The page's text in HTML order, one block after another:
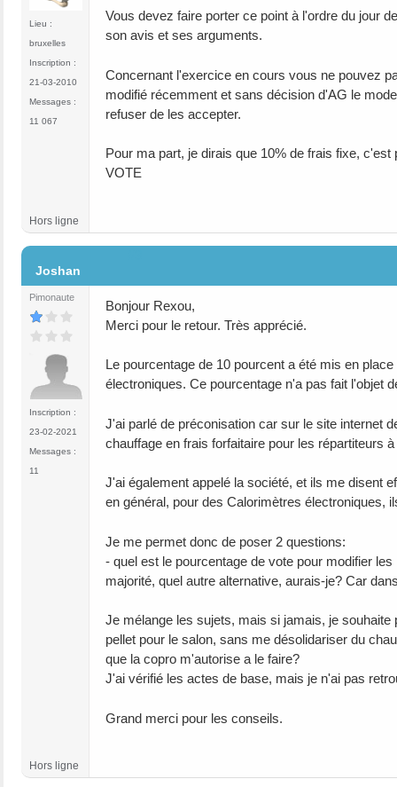
Lieu :
bruxelles
Inscription :
21-03-2010
Messages :
11 067
Vous devez faire porter ce point à l'ordre du jour
son avis et ses arguments.
Concernant l'exercice en cours vous ne pouvez
modifié récemment et sans décision d'AG le
refuser de les accepter.
Pour ma part, je dirais que 10% de frais fixe,
VOTE
Hors ligne
Joshan
Pimonaute
Inscription :
23-02-2021
Messages :
11
Bonjour Rexou,
Merci pour le retour. Très apprécié.
Le pourcentage de 10 pourcent a été mis en
électroniques. Ce pourcentage n'a pas fait l'objet
J'ai parlé de préconisation car sur le site internet
chauffage en frais forfaitaire pour les répartiteurs
J'ai également appelé la société, et ils me disent
en général, pour des Calorimètres électroniques,
Je me permet donc de poser 2 questions:
- quel est le pourcentage de vote pour modifier
majorité, quel autre alternative, aurais-je? Car
Je mélange les sujets, mais si jamais, je
pellet pour le salon, sans me désolidariser du
que la copro m'autorise a le faire?
J'ai vérifié les actes de base, mais je n'ai pas
Grand merci pour les conseils.
Hors ligne